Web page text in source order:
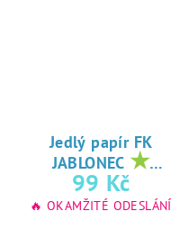
Jedlý papír FK
JABLONEC ★
oblíbený tisk na
jedlý papír
99 Kč
🔥 OKAMŽITÉ ODESLÁNÍ